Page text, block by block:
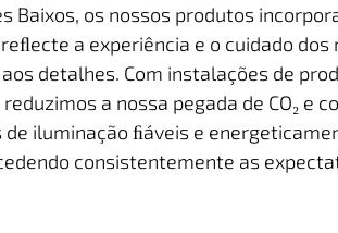
Baixos, os nossos produtos
a experiência e o cuidado
detalhes. Com instalações de
a nossa pegada de CO₂ e
iluminação ﬁáveis e
consistentemente as